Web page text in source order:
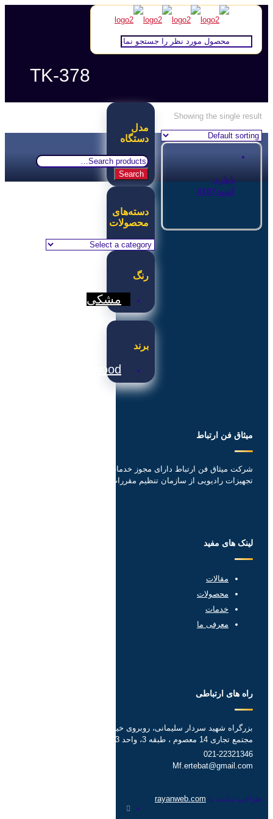
TK-378
Showing the single result
باطری
کنوود3107
مدل
دستگاه
Search
for:
Search
دسته‌های
محصولات
رنگ
مشکی
برند
Kenwood
میثاق فن ارتباط
شرکت میثاق فن ارتباط دارای مجوز خدمات ورود خرید و فروش
تجهیزات رادیویی از سازمان تنظیم مقررات و ارتباطات رادیویی
لینک های مفید
مقالات
محصولات
خدمات
معرفی ما
راه های ارتباطی
بزرگراه شهید سردار سلیمانی، روبروی خیابان کرمان، خیابان هدایتی،
مجتمع تجاری 14 معصوم ، طبقه 3، واحد 3
021-22321346
Mf.ertebat@gmail.com
طراحی سایت با rayanweb.com